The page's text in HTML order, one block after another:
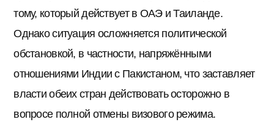
тому, который действует в ОАЭ и Таиланде.
Однако ситуация осложняется политической
обстановкой, в частности, напряжёнными
отношениями Индии с Пакистаном, что заставляет
власти обеих стран действовать осторожно в
вопросе полной отмены визового режима.